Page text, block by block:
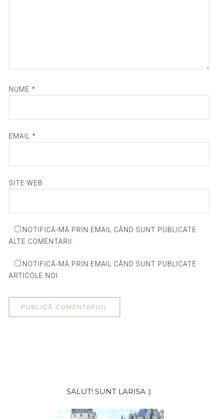
NUME *
EMAIL *
SITE WEB
NOTIFICĂ-MĂ PRIN EMAIL CÂND SUNT PUBLICATE
ALTE COMENTARII.
NOTIFICĂ-MĂ PRIN EMAIL CÂND SUNT PUBLICATE
ARTICOLE NOI.
principală
SALUT! SUNT LARISA :)